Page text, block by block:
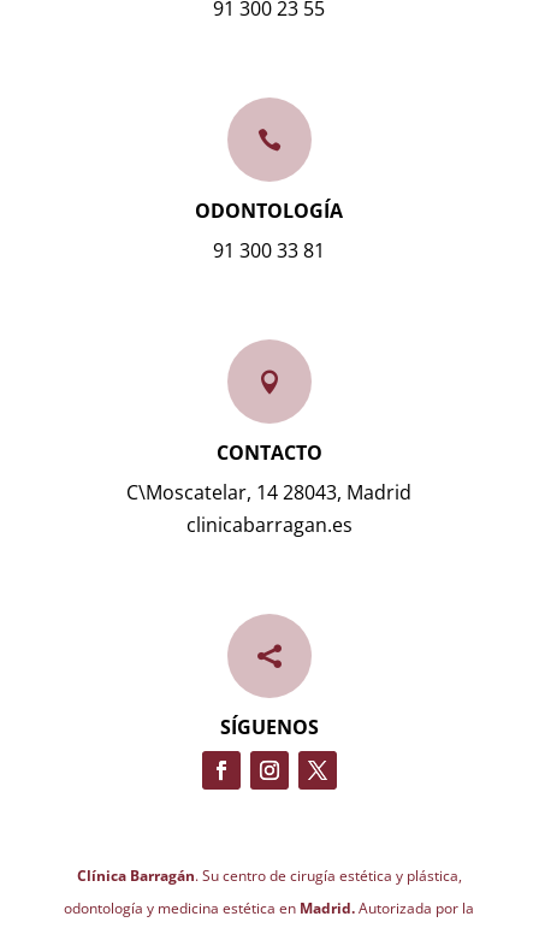
91 300 23 55

ODONTOLOGÍA
91 300 33 81

CONTACTO
C\Moscatelar, 14 28043, Madrid
clinicabarragan.es

SÍGUENOS
Clínica Barragán. Su centro de cirugía estética y plástica,
odontología y medicina estética en Madrid.Autorizada por la